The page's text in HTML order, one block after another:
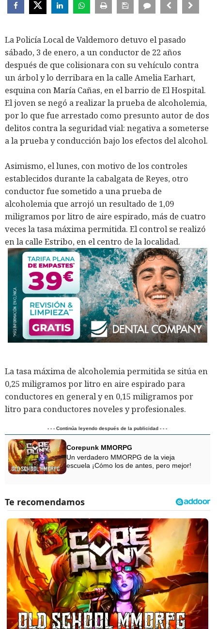
La Policía Local de Valdemoro detuvo el pasado
sábado, 3 de enero, a un conductor de 22 años
después de que colisionara con su vehículo contra
un árbol y lo derribara en la calle Amelia Earhart,
esquina con María Cañas, en el barrio de El Hospital.
El joven se negó a realizar la prueba de alcoholemia,
por lo que fue arrestado como presunto autor de dos
delitos contra la seguridad vial: negativa a someterse
a la prueba y conducción bajo los efectos del alcohol.
Asimismo, el lunes, con motivo de los controles
establecidos durante la cabalgata de Reyes, otro
conductor fue sometido a una prueba de
alcoholemia que arrojó un resultado de 1,09
miligramos por litro de aire espirado, más de cuatro
veces la tasa máxima permitida. El control se realizó
en la calle Estribo, en el centro de la localidad.
La tasa máxima de alcoholemia permitida se sitúa en
0,25 miligramos por litro en aire espirado para
conductores en general y en 0,15 miligramos por
litro para conductores noveles y profesionales.
- - - Continúa leyendo después de la publicidad - - -
Corepunk MMORPG
Un verdadero MMORPG de la vieja
escuela ¡Cómo los de antes, pero mejor!